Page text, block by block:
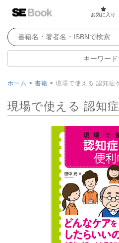
お気に入り
キーワー
ホーム > 書籍 > 現場で使える 認知症
現場で使える 認知